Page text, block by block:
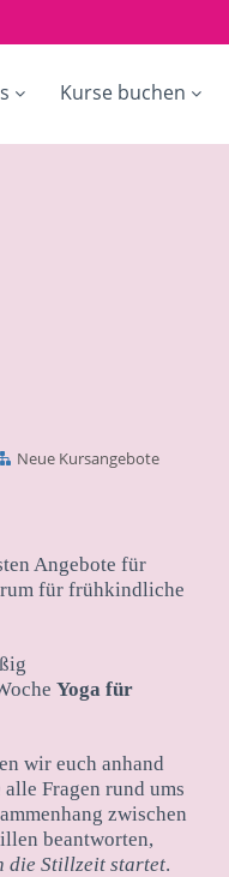
Kurse buchen
Neue Kursangebote
Angebote für
für frühkindliche
Yoga für
wir euch anhand
alle Fragen rund ums
zwischen
beantworten,
die Stillzeit startet.